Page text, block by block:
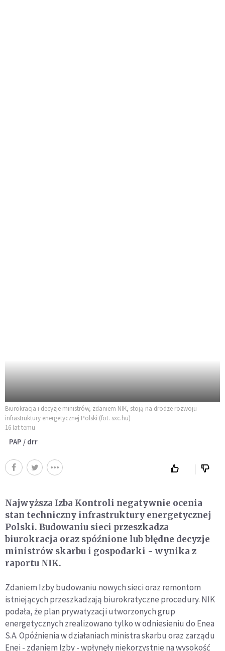
Biurokracja i decyzje ministrów, zdaniem NIK, stoją na drodze rozwoju
infrastruktury energetycznej Polski (fot. sxc.hu)
16 lat temu
PAP / drr
Najwyższa Izba Kontroli negatywnie ocenia
stan techniczny infrastruktury energetycznej
Polski. Budowaniu sieci przeszkadza
biurokracja oraz spóźnione lub błędne decyzje
ministrów skarbu i gospodarki - wynika z
raportu NIK.
Zdaniem Izby budowaniu nowych sieci oraz remontom
istniejących przeszkadzają biurokratyczne procedury. NIK
podała, że plan prywatyzacji utworzonych grup
energetycznych zrealizowano tylko w odniesieniu do Enea
S.A. Opóźnienia w działaniach ministra skarbu oraz zarządu
Enei - zdaniem Izby - wpłynęły niekorzystnie na wysokość